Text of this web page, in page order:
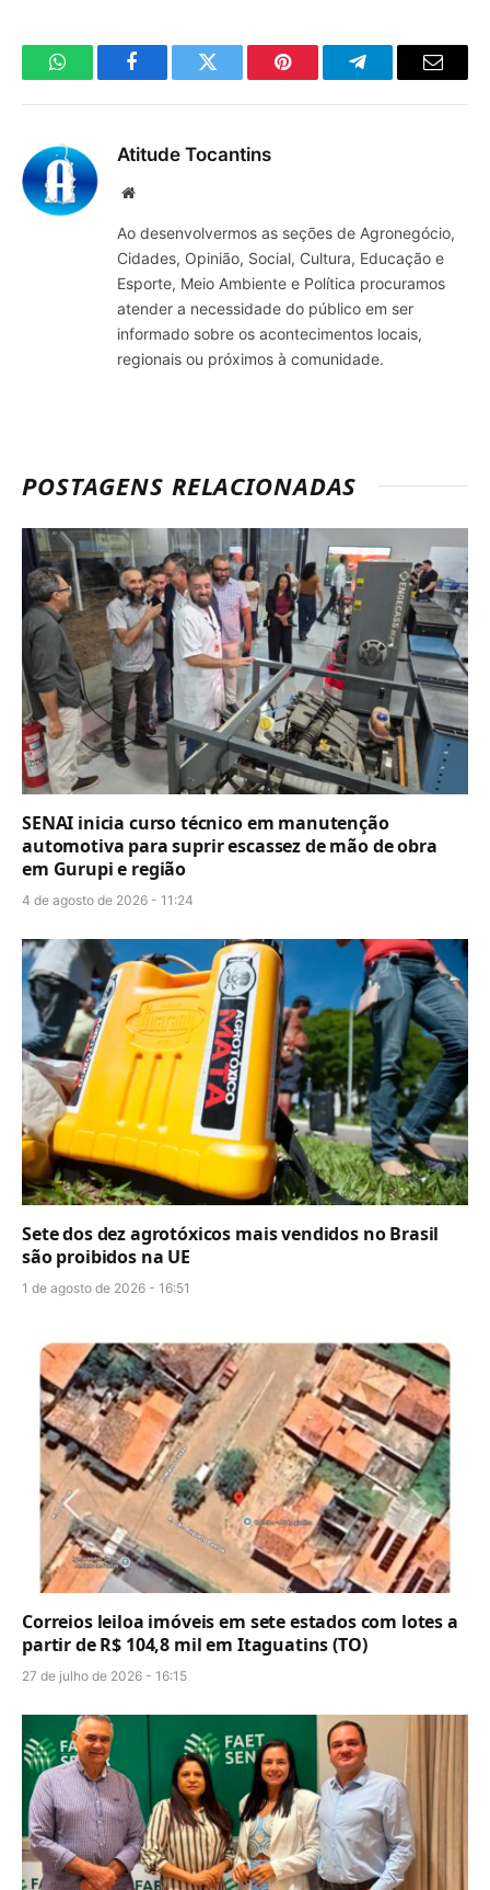
WhatsAppFacebookTwitter Pinterest TelegramaE-
Atitude Tocantins
Site
Ao desenvolvermos as seções de Agronegócio,
Cidades, Opinião, Social, Cultura, Educação e
Esporte, Meio Ambiente e Política procuramos
atender a necessidade do público em ser
informado sobre os acontecimentos locais,
regionais ou próximos à comunidade.
POSTAGENS RELACIONADAS
SENAI inicia curso técnico em manutenção
automotiva para suprir escassez de mão de obra
em Gurupi e região
4 de agosto de 2026 - 11:24
Sete dos dez agrotóxicos mais vendidos no Brasil
são proibidos na UE
1 de agosto de 2026 - 16:51
Correios leiloa imóveis em sete estados com lotes a
partir de R$ 104,8 mil em Itaguatins (TO)
27 de julho de 2026 - 16:15